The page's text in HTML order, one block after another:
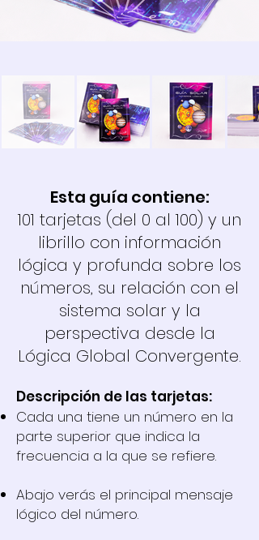
Esta guía contiene:
101 tarjetas (del 0 al 100) y un
librillo con información
lógica y profunda sobre los
números, su relación con el
sistema solar y la
perspectiva desde la
Lógica Global Convergente.
Descripción de las tarjetas:
Cada una tiene un número en la
parte superior que indica la
frecuencia a la que se refiere.
Abajo verás el principal mensaje
lógico del número.